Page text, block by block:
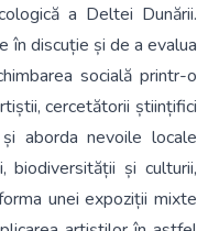
a Deltei Dunării.
în discuție și de a evalua
socială printr-o
cercetătorii științifici
aborda nevoile locale
biodiversității și culturii,
unei expoziții mixte